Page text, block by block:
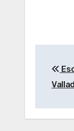
de